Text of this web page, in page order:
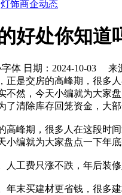
灯饰商企动态
好处你知道
日期：2024-10-03 来
正是交房的高峰期，很多
不然，今天小编就为大家
了清除库存回笼资金，大
高峰期，很多人在这段时
小编就为大家盘点一下年
人工费只涨不跌，年后装
年末买建材更省钱，很多